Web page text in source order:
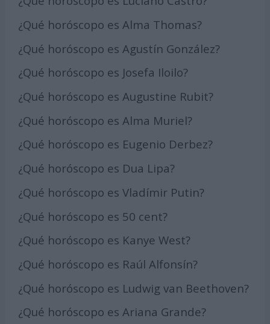
¿Qué horóscopo es Alma Thomas?
¿Qué horóscopo es Agustín González?
¿Qué horóscopo es Josefa Iloilo?
¿Qué horóscopo es Augustine Rubit?
¿Qué horóscopo es Alma Muriel?
¿Qué horóscopo es Eugenio Derbez?
¿Qué horóscopo es Dua Lipa?
¿Qué horóscopo es Vladímir Putin?
¿Qué horóscopo es 50 cent?
¿Qué horóscopo es Kanye West?
¿Qué horóscopo es Raúl Alfonsín?
¿Qué horóscopo es Ludwig van Beethoven?
¿Qué horóscopo es Ariana Grande?